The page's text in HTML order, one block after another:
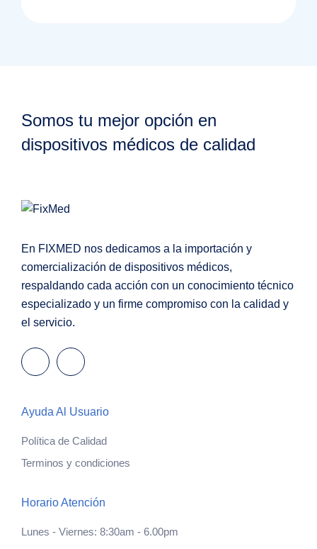
Somos tu mejor opción en
dispositivos médicos de calidad
En FIXMED nos dedicamos a la importación y
comercialización de dispositivos médicos,
respaldando cada acción con un conocimiento técnico
especializado y un firme compromiso con la calidad y
el servicio.
Ayuda Al Usuario
Política de Calidad
Terminos y condiciones
Horario Atención
Lunes - Viernes: 8:30am - 6.00pm